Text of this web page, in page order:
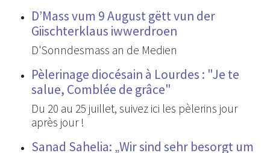
D’Mass vum 9 August gëtt vun der
Giischterklaus iwwerdroen
D'Sonndesmass an de Medien
Pèlerinage diocésain à Lourdes : "Je te
salue, Comblée de grâce"
Du 20 au 25 juillet, suivez ici les pèlerins jour
après jour !
Sanad Sahelia: „Wir sind sehr besorgt um